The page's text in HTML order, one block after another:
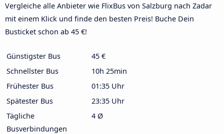
Vergleiche alle Anbieter wie FlixBus von Salzburg nach Zadar
mit einem Klick und finde den besten Preis! Buche Dein
Busticket schon ab 45 €!
Günstigster Bus
45 €
Schnellster Bus
10h 25min
Frühester Bus
01:35 Uhr
Spätester Bus
23:35 Uhr
Tägliche
Busverbindungen
4 Ø